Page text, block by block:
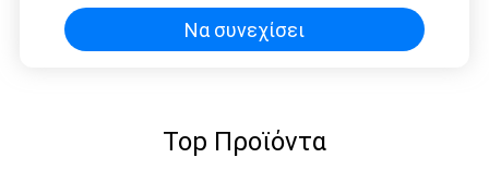
Να συνεχίσει
Top Προϊόντα